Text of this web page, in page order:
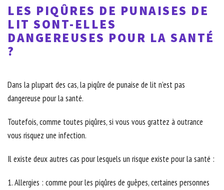
LES PIQÛRES DE PUNAISES DE
LIT SONT-ELLES
DANGEREUSES POUR LA SANTÉ
?
Dans la plupart des cas, la piqûre de punaise de lit n’est pas
dangereuse pour la santé.
Toutefois, comme toutes piqûres, si vous vous grattez à outrance
vous risquez une infection.
Il existe deux autres cas pour lesquels un risque existe pour la santé :
1. Allergies : comme pour les piqûres de guêpes, certaines personnes